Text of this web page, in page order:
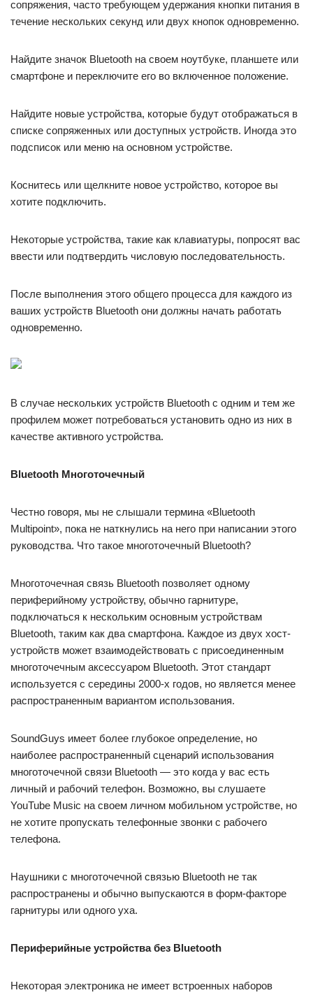
сопряжения, часто требующем удержания кнопки питания в
течение нескольких секунд или двух кнопок одновременно.
Найдите значок Bluetooth на своем ноутбуке, планшете или
смартфоне и переключите его во включенное положение.
Найдите новые устройства, которые будут отображаться в
списке сопряженных или доступных устройств. Иногда это
подсписок или меню на основном устройстве.
Коснитесь или щелкните новое устройство, которое вы
хотите подключить.
Некоторые устройства, такие как клавиатуры, попросят вас
ввести или подтвердить числовую последовательность.
После выполнения этого общего процесса для каждого из
ваших устройств Bluetooth они должны начать работать
одновременно.
В случае нескольких устройств Bluetooth с одним и тем же
профилем может потребоваться установить одно из них в
качестве активного устройства.
Bluetooth Многоточечный
Честно говоря, мы не слышали термина «Bluetooth
Multipoint», пока не наткнулись на него при написании этого
руководства. Что такое многоточечный Bluetooth?
Многоточечная связь Bluetooth позволяет одному
периферийному устройству, обычно гарнитуре,
подключаться к нескольким основным устройствам
Bluetooth, таким как два смартфона. Каждое из двух хост-
устройств может взаимодействовать с присоединенным
многоточечным аксессуаром Bluetooth. Этот стандарт
используется с середины 2000-х годов, но является менее
распространенным вариантом использования.
SoundGuys имеет более глубокое определение, но
наиболее распространенный сценарий использования
многоточечной связи Bluetooth — это когда у вас есть
личный и рабочий телефон. Возможно, вы слушаете
YouTube Music на своем личном мобильном устройстве, но
не хотите пропускать телефонные звонки с рабочего
телефона.
Наушники с многоточечной связью Bluetooth не так
распространены и обычно выпускаются в форм-факторе
гарнитуры или одного уха.
Периферийные устройства без Bluetooth
Некоторая электроника не имеет встроенных наборов